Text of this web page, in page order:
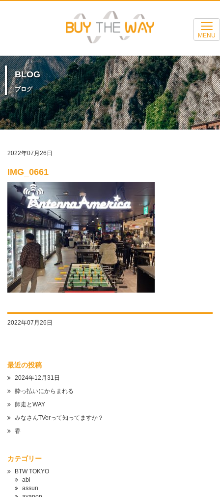
MENU
BLOG
ブログ
2022年07月26日
IMG_0661
2022年07月26日
最近の投稿
2024年12月31日
酔っ払いにからまれる
師走とWAY
みなさんTVerって知ってますか？
香
カテゴリー
BTW TOKYO
abi
assun